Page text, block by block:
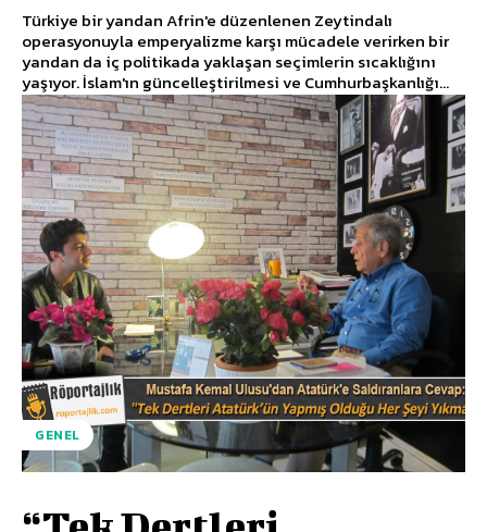
Türkiye bir yandan Afrin'e düzenlenen Zeytindalı
operasyonuyla emperyalizme karşı mücadele verirken bir
yandan da iç politikada yaklaşan seçimlerin sıcaklığını
yaşıyor. İslam'ın güncelleştirilmesi ve Cumhurbaşkanlığı...
GENEL